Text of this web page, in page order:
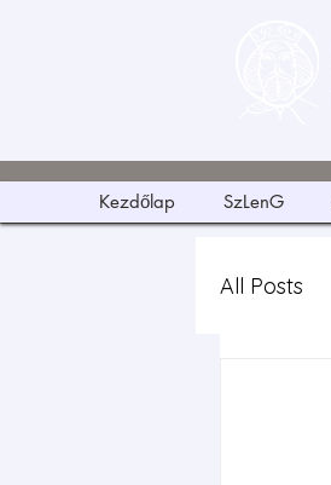
Kezdőlap SzLenG
All Posts